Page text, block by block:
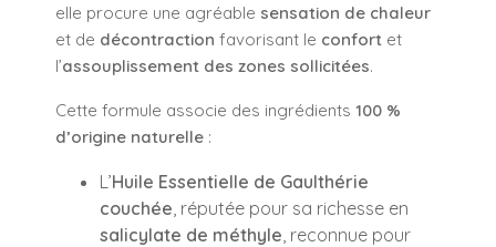
elle procure une agréable sensation de chaleur
et de décontraction favorisant le confort et
l’assouplissement des zones sollicitées.
Cette formule associe des ingrédients 100 %
d’origine naturelle :
L’Huile Essentielle de Gaulthérie
couchée , réputée pour sa richesse en
salicylate de méthyle , reconnue pour